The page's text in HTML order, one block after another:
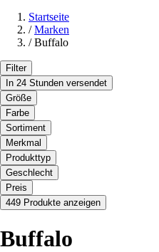
Startseite
/ Marken
/ Buffalo
Filter
In 24 Stunden versendet
Größe
Farbe
Sortiment
Merkmal
Produkttyp
Geschlecht
Preis
449 Produkte anzeigen
Buffalo